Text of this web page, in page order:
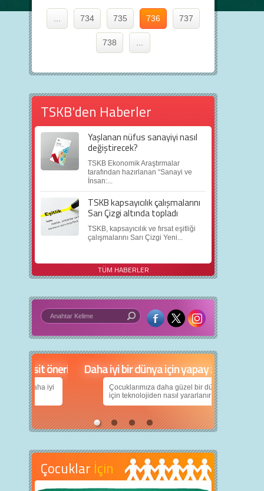
734 735 736 737
738
TSKB'den Haberler
Yaşlanan nüfus sanayiyi nasıl
değiştirecek?
TSKB Ekonomik Araştırmalar
tarafından hazırlanan “Sanayi ve
İnsan:...
TSKB kapsayıcılık çalışmalarını
Sarı Çizgi altında topladı
TSKB, kapsayıcılık ve fırsat eşitliği
çalışmalarını Sarı Çizgi Yeni...
TÜM HABERLER
5 basit öneri
daha iyi
Daha iyi bir dünya için yapay zekâ
Çocuklarımıza daha güzel bir dünya bırakabilmek
için teknolojiden nasıl yararlanırız?
Çocuklar İçin